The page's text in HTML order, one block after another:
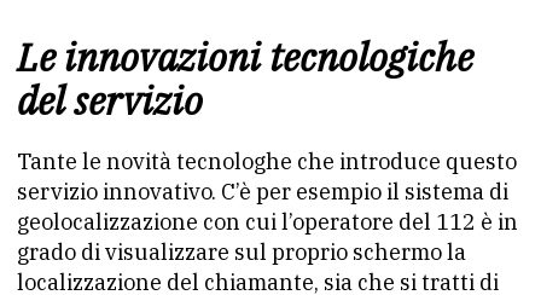
Le innovazioni tecnologiche
del servizio
Tante le novità tecnologhe che introduce questo
servizio innovativo. C’è per esempio il sistema di
geolocalizzazione con cui l’operatore del 112 è in
grado di visualizzare sul proprio schermo la
localizzazione del chiamante, sia che si tratti di